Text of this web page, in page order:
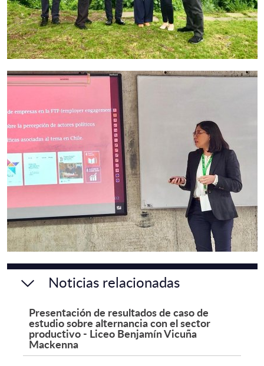
Noticias relacionadas
Presentación de resultados de caso de
estudio sobre alternancia con el sector
productivo - Liceo Benjamín Vicuña
Mackenna